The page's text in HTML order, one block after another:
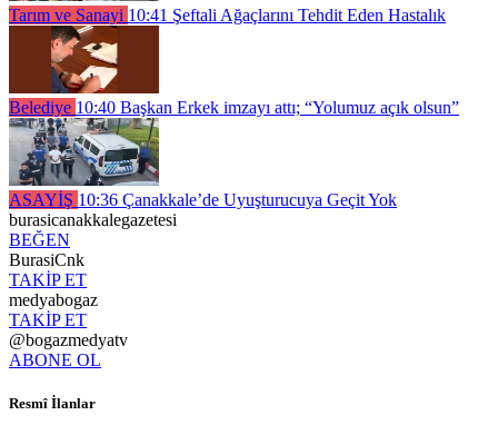
Tarım ve Sanayi 10:41 Şeftali Ağaçlarını Tehdit Eden Hastalık
Belediye 10:40 Başkan Erkek imzayı attı; “Yolumuz açık olsun”
ASAYİŞ 10:36 Çanakkale’de Uyuşturucuya Geçit Yok
burasicanakkalegazetesi
BEĞEN
BurasiCnk
TAKİP ET
medyabogaz
TAKİP ET
@bogazmedyatv
ABONE OL
Resmî İlanlar